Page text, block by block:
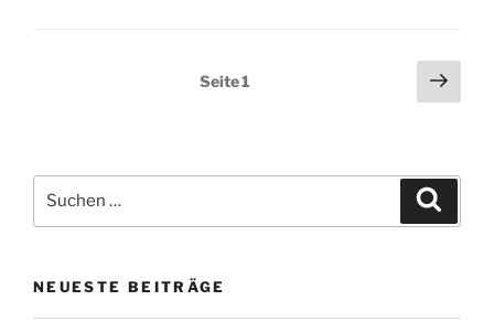
Seitennummerierung
Seite1
nach:
NEUESTE BEITRÄGE